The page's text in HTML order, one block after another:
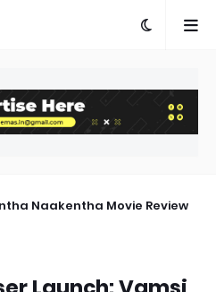
Naakentha Movie Review